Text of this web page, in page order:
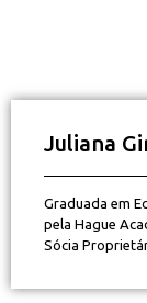
Juliana
Graduada em
pela Hague
Sócia